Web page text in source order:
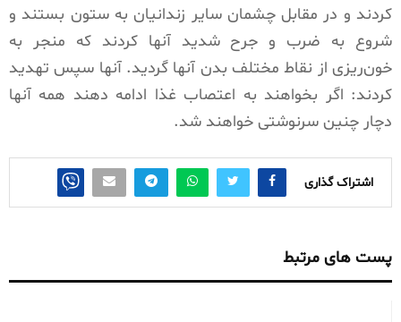
کردند و در مقابل چشمان سایر زندانیان به ستون بستند و
شروع به ضرب و جرح شدید آنها کردند که منجر به
خون‌ریزی از نقاط مختلف بدن آنها گردید. آنها سپس تهدید
کردند: اگر بخواهند به اعتصاب غذا ادامه دهند همه آنها
دچار چنین سرنوشتی خواهند شد.
اشتراک گذاری
پست های مرتبط